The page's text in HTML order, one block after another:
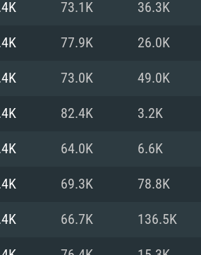
항
10/11 (64 bit)
OS Big Sur 11.0
20.04 64bit
73.1K 36.3K
77.9K 26.0K
73.0K 49.0K
82.4K 3.2K
64.0K 6.6K
69.3K 78.8K
66.7K 136.5K